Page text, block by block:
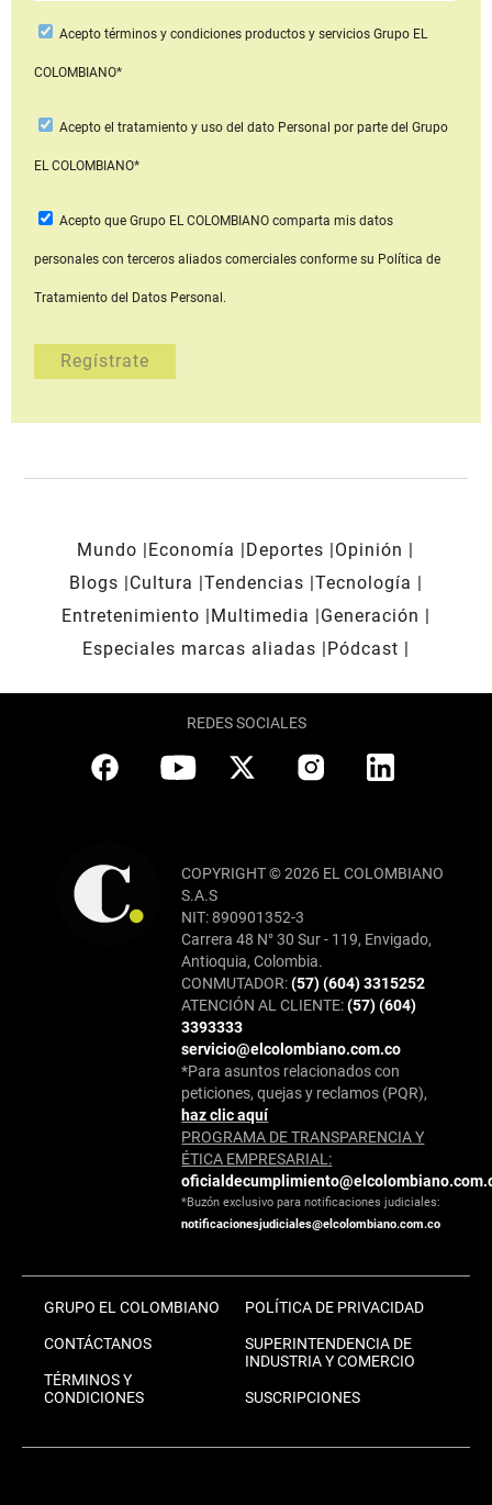
Aceptotérminos y condiciones productos y serviciosGrupo EL
COLOMBIANO*
Acepto el tratamiento y uso del dato Personal por parte del Grupo
EL COLOMBIANO*
Acepto que Grupo EL COLOMBIANOcomparta mis datos
personales con terceros aliados comerciales conforme su Política de
Tratamiento del Datos Personal.
Mundo Economía Deportes
Opinión
Blogs
Cultura Tendencias Tecnología
Entretenimiento
Multimedia
Generación
Especiales marcas aliadas
Pódcast
REDES SOCIALES
COPYRIGHT © 2026 EL COLOMBIANO
S.A.S
NIT: 890901352-3
Carrera 48 N° 30 Sur - 119, Envigado,
Antioquia, Colombia.
CONMUTADOR:(57) (604) 3315252
ATENCIÓN AL CLIENTE:(57) (604)
3393333
servicio@elcolombiano.com.co
*Para asuntos relacionados con
peticiones, quejas y reclamos (PQR),
haz clic aquí
PROGRAMA DE TRANSPARENCIA Y
ÉTICA EMPRESARIAL:
*Buzón exclusivo para notificaciones judiciales:
notificacionesjudiciales@elcolombiano.com.co
GRUPO EL COLOMBIANO
CONTÁCTANOS
TÉRMINOS Y
CONDICIONES
POLÍTICA DE PRIVACIDAD
SUPERINTENDENCIA DE
INDUSTRIA Y COMERCIO
SUSCRIPCIONES